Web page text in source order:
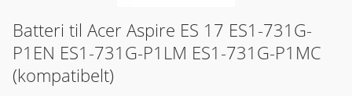
Batteri til Acer Aspire ES 17 ES1-731G-
P1EN ES1-731G-P1LM ES1-731G-P1MC
(kompatibelt)